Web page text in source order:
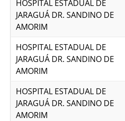
HOSPITAL ESTADUAL DE
JARAGUÁ DR. SANDINO DE
AMORIM
HOSPITAL ESTADUAL DE
JARAGUÁ DR. SANDINO DE
AMORIM
HOSPITAL ESTADUAL DE
JARAGUÁ DR. SANDINO DE
AMORIM